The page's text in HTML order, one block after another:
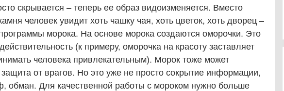
скрывается – теперь ее образ видоизменяется. Вместо
человек увидит хоть чашку чая, хоть цветок, хоть дворец –
морока. На основе морока создаются оморочки. Это
(к примеру, оморочка на красоту заставляет
человека привлекательным). Морок тоже может
защита от врагов. Но это уже не просто сокрытие информации,
обман. Для качественной работы с мороком нужно больше